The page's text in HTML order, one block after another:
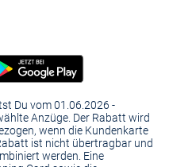
Du vom 01.06.2026 -
Anzüge. Der Rabatt wird
wenn die Kundenkarte
ist nicht übertragbar und
werden. Eine